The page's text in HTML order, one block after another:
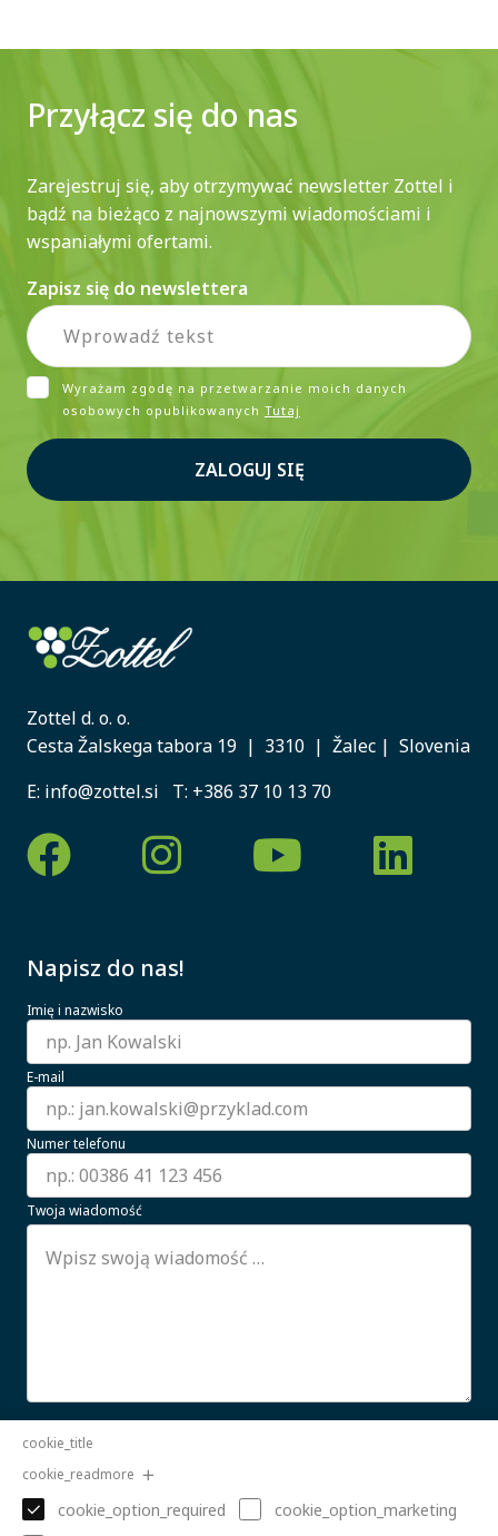
Przyłącz się do nas
Zarejestruj się, aby otrzymywać newsletter Zottel i
bądź na bieżąco z najnowszymi wiadomościami i
wspaniałymi ofertami.
Zapisz się do newslettera
Wyrażam zgodę na przetwarzanie moich danych
osobowych opublikowanych Tutaj
ZALOGUJ SIĘ
Zottel d. o. o.
Cesta Žalskega tabora 19 | 3310 | Žalec | Slovenia
E: info@zottel.si T: +386 37 10 13 70
Napisz do nas!
Imię i nazwisko
E-mail
Numer telefonu
Twoja wiadomość
Wyrażam zgodę na przetwarzanie moich danych
osobowych.
Wyślij
cookie_title
cookie_readmore
cookie_option_required cookie_option_marketing